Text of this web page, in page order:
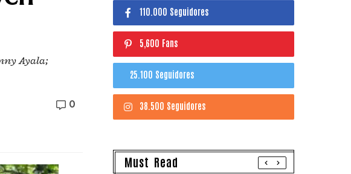
Ayala;
0
110.000 Seguidores
5,600 Fans
25.100 Seguidores
38.500 Seguidores
Must Read